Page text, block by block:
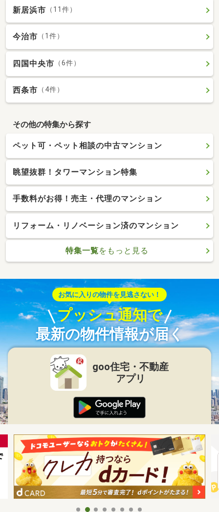
新居浜市 （11件）
今治市 （1件）
四国中央市 （6件）
西条市 （4件）
その他の特集から探す
ペット可・ペット相談の中古マンション
眺望抜群！タワーマンション特集
手数料がお得！売主・代理のマンション
リフォーム・リノベーション済のマンション
特集一覧をもっと見る
お気に入りの物件を見逃さない！
プッシュ通知で
最新の物件情報が届く
goo住宅・不動産
アプリ